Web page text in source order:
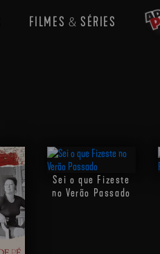
FILMES & SÉRIES
Sei o que Fizeste
no Verão Passado